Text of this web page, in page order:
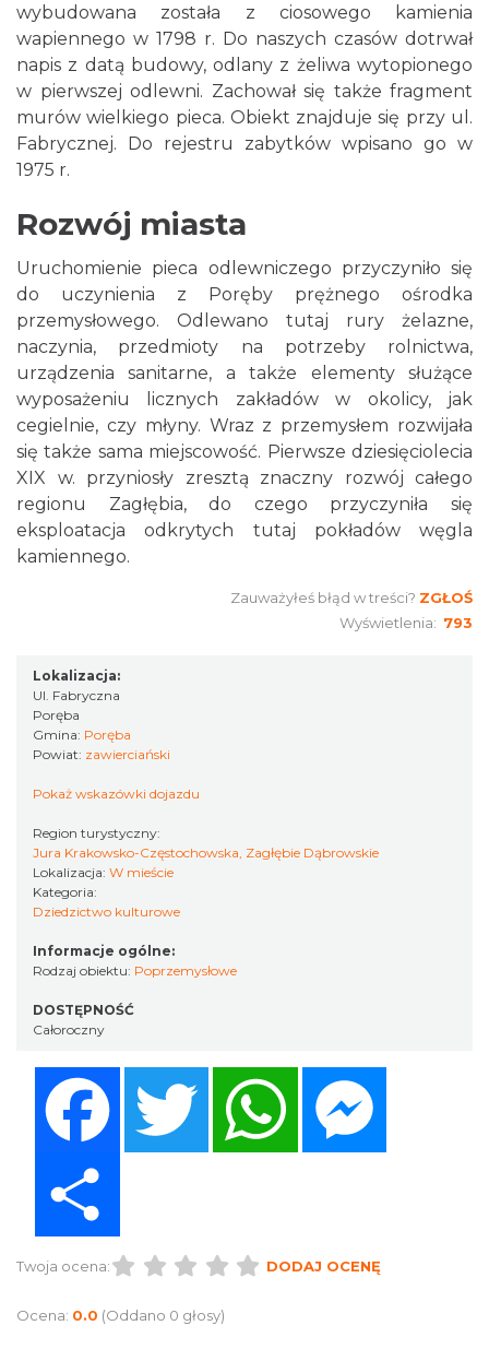
wybudowana została z ciosowego kamienia
wapiennego w 1798 r. Do naszych czasów dotrwał
napis z datą budowy, odlany z żeliwa wytopionego
w pierwszej odlewni. Zachował się także fragment
murów wielkiego pieca. Obiekt znajduje się przy ul.
Fabrycznej. Do rejestru zabytków wpisano go w
1975 r.
Rozwój miasta
Uruchomienie pieca odlewniczego przyczyniło się
do uczynienia z Poręby prężnego ośrodka
przemysłowego. Odlewano tutaj rury żelazne,
naczynia, przedmioty na potrzeby rolnictwa,
urządzenia sanitarne, a także elementy służące
wyposażeniu licznych zakładów w okolicy, jak
cegielnie, czy młyny. Wraz z przemysłem rozwijała
się także sama miejscowość. Pierwsze dziesięciolecia
XIX w. przyniosły zresztą znaczny rozwój całego
regionu Zagłębia, do czego przyczyniła się
eksploatacja odkrytych tutaj pokładów węgla
kamiennego.
Zauważyłeś błąd w treści? ZGŁOŚ
Wyświetlenia: 793
Lokalizacja:
Ul. Fabryczna
Poręba
Gmina: Poręba
Powiat: zawierciański
Pokaż wskazówki dojazdu
Region turystyczny:
Jura Krakowsko-Częstochowska, Zagłębie Dąbrowskie
Lokalizacja: W mieście
Kategoria:
Dziedzictwo kulturowe
Informacje ogólne:
Rodzaj obiektu: Poprzemysłowe
DOSTĘPNOŚĆ
Całoroczny
Twitter WhatsApp
Twoja ocena: DODAJ OCENĘ
Ocena: 0.0 (Oddano 0 głosy)